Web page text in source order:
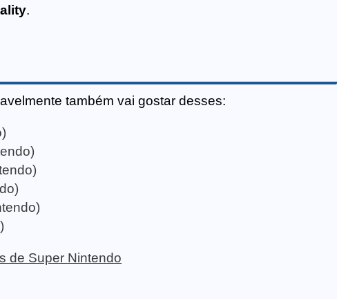
.
também vai gostar desses:
de Super Nintendo